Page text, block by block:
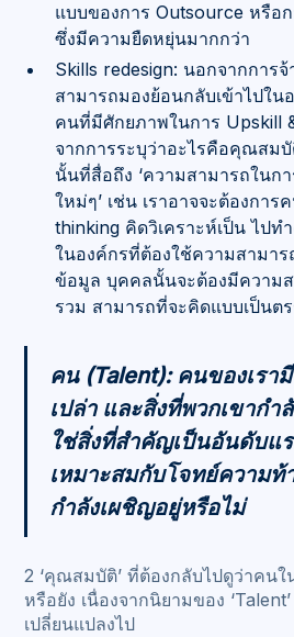
แบบของการ Outsource หรือ
ซึ่งมีความยืดหยุ่นมากกว่า
Skills redesign: นอกจากการจ้
สามารถมองย้อนกลับเข้าไปใน
คนที่มีศักยภาพในการ Upskill
จากการระบุว่าอะไรคือคุณสม
นั้นที่สื่อถึง ‘ความสามารถในกา
ใหม่ๆ’ เช่น เราอาจจะต้องกา
thinking คิดวิเคราะห์เป็น ไปท
ในองค์กรที่ต้องใช้ความสามาร
ข้อมูล บุคคลนั้นจะต้องมีความ
รวม สามารถที่จะคิดแบบเป็นต
คน (Talent): คนของเรา
เปล่า และสิ่งที่พวกเขาก
ใช่สิ่งที่สำคัญเป็นอันดับแ
เหมาะสมกับโจทย์ความท้
กำลังเผชิญอยู่หรือไม่
2 ‘คุณสมบัติ’ ที่ต้องกลับไปดูว่าคน
หรือยัง เนื่องจากนิยามของ
เปลี่ยนแปลงไป